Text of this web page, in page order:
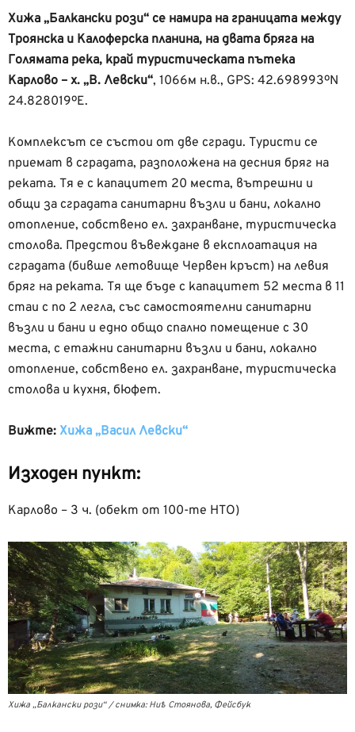
Хижа „Балкански рози“ се намира на границата между
Троянска и Калоферска планина, на двата бряга на
Голямата река, край туристическата пътека
Карлово – х. „В. Левски“, 1066м н.в., GPS: 42.698993ºN
24.828019ºE.
Комплексът се състои от две сгради. Туристи се
приемат в сградата, разположена на десния бряг на
реката. Тя е с капацитет 20 места, вътрешни и
общи за сградата санитарни възли и бани, локално
отопление, собствено ел. захранване, туристическа
столова. Предстои въвеждане в експлоатация на
сградата (бивше летовище Червен кръст) на левия
бряг на реката. Тя ще бъде с капацитет 52 места в 11
стаи с по 2 легла, със самостоятелни санитарни
възли и бани и едно общо спално помещение с 30
места, с етажни санитарни възли и бани, локално
отопление, собствено ел. захранване, туристическа
столова и кухня, бюфет.
Вижте: Хижа „Васил Левски“
Изходен пункт:
Карлово – 3 ч. (обект от 100-те НТО)
Хижа „Балкански рози“ / снимка: Ниѣ Стоянова, Фейсбук